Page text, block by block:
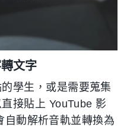
文字
學生，或是需要蒐集
接貼上 YouTube 影
動解析音軌並轉換為